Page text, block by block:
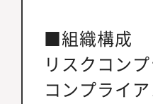
■組織構成
リスクコン
コンプライ